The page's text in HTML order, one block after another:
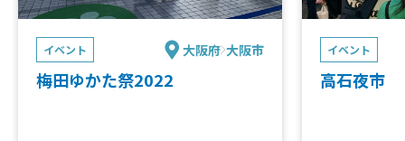
イベント 大阪府 大阪市
梅⽥ゆかた祭2022
イベント
高石夜市